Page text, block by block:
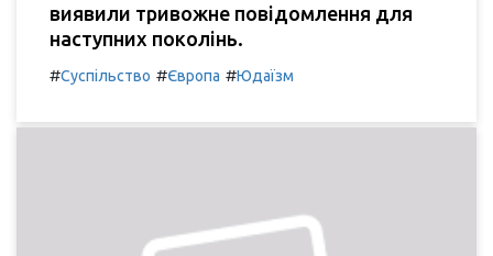
виявили тривожне повідомлення для
наступних поколінь.
#Суспільство #Європа #Юдаїзм